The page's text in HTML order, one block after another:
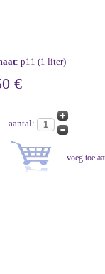
: p11 (1 liter)
€
aantal: